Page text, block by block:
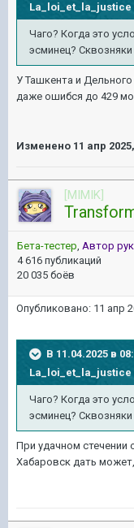
La_loi_et_la_justice
Чаго? Когда это
эсминец?
У Ташкента и
даже ошибся до 429
Изменено 11 апр
[MIMIK]
Бета-тестер, Автор
4 616 публикаций
20 035 боёв
Опубликовано: 11 апр
В 11.04.2025 в
La_loi_et_la_justice
Чаго? Когда это
эсминец?
При удачном
Хабаровск дать